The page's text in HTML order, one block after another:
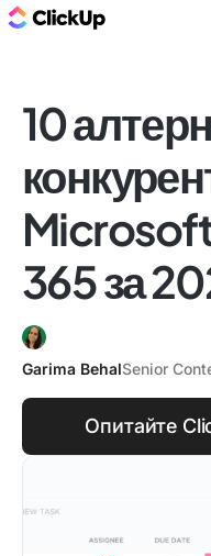
10
365 за
Garima BehalSenior
Опитайте